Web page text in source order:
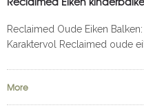
Reclaimed Oude Eiken
Karaktervol Reclaimed oude
More